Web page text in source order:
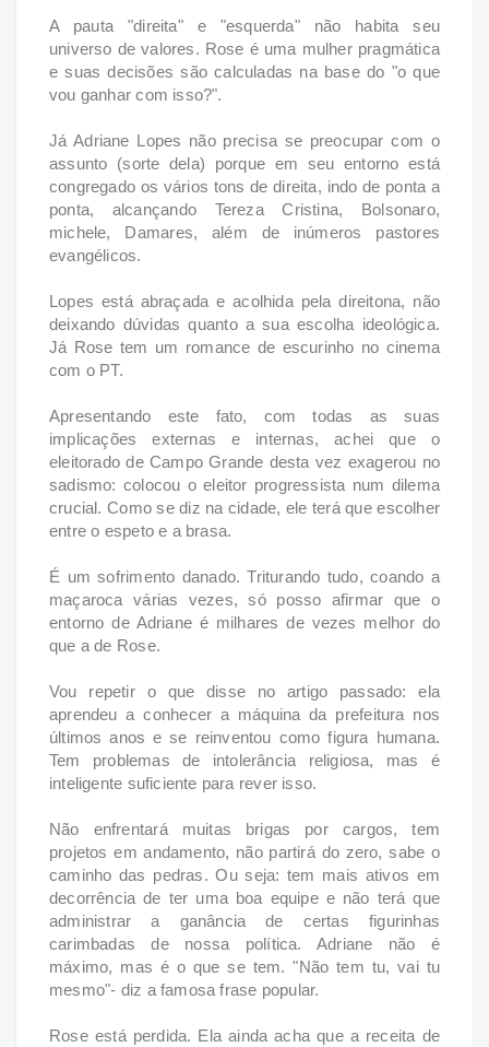
A pauta "direita" e "esquerda" não habita seu
universo de valores. Rose é uma mulher pragmática
e suas decisões são calculadas na base do "o que
vou ganhar com isso?".
Já Adriane Lopes não precisa se preocupar com o
assunto (sorte dela) porque em seu entorno está
congregado os vários tons de direita, indo de ponta a
ponta, alcançando Tereza Cristina, Bolsonaro,
michele, Damares, além de inúmeros pastores
evangélicos.
Lopes está abraçada e acolhida pela direitona, não
deixando dúvidas quanto a sua escolha ideológica.
Já Rose tem um romance de escurinho no cinema
com o PT.
Apresentando este fato, com todas as suas
implicações externas e internas, achei que o
eleitorado de Campo Grande desta vez exagerou no
sadismo: colocou o eleitor progressista num dilema
crucial. Como se diz na cidade, ele terá que escolher
entre o espeto e a brasa.
É um sofrimento danado. Triturando tudo, coando a
maçaroca várias vezes, só posso afirmar que o
entorno de Adriane é milhares de vezes melhor do
que a de Rose.
Vou repetir o que disse no artigo passado: ela
aprendeu a conhecer a máquina da prefeitura nos
últimos anos e se reinventou como figura humana.
Tem problemas de intolerância religiosa, mas é
inteligente suficiente para rever isso.
Não enfrentará muitas brigas por cargos, tem
projetos em andamento, não partirá do zero, sabe o
caminho das pedras. Ou seja: tem mais ativos em
decorrência de ter uma boa equipe e não terá que
administrar a ganância de certas figurinhas
carimbadas de nossa política. Adriane não é
máximo, mas é o que se tem. "Não tem tu, vai tu
mesmo"- diz a famosa frase popular.
Rose está perdida. Ela ainda acha que a receita de